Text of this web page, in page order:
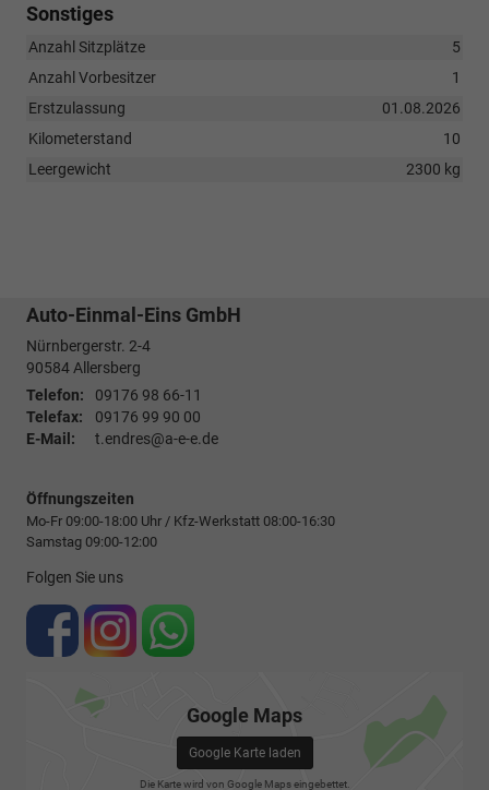
Sonstiges
Anzahl Sitzplätze
5
Anzahl Vorbesitzer
1
Erstzulassung
01.08.2026
Kilometerstand
10
Leergewicht
2300 kg
Auto-Einmal-Eins GmbH
Nürnbergerstr. 2-4
90584Allersberg
Telefon:
09176 98 66-11
Telefax:
09176 99 90 00
E-Mail:
t.endres@a-e-e.de
Öffnungszeiten
Mo-Fr 09:00-18:00 Uhr / Kfz-Werkstatt 08:00-16:30
Samstag 09:00-12:00
Folgen Sie uns
Google Maps
Google Karte laden
Die Karte wird von Google Maps eingebettet.